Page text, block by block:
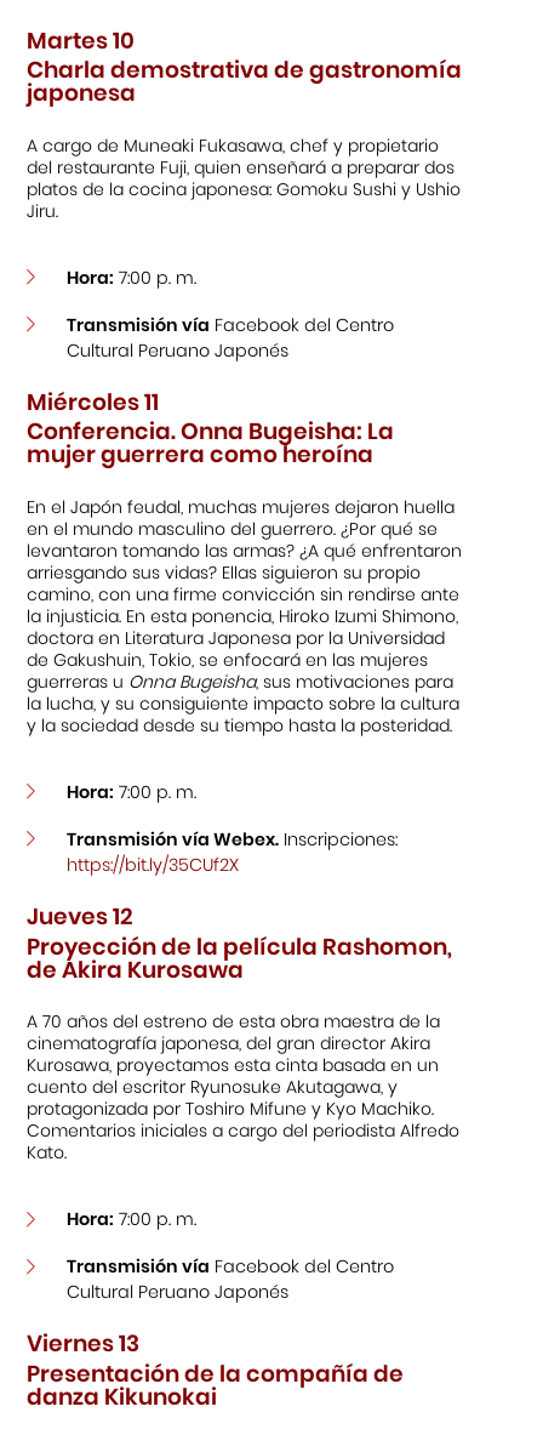
Martes 10
Charla demostrativa de gastronomía
japonesa
A cargo de Muneaki Fukasawa, chef y propietario
del restaurante Fuji, quien enseñará a preparar dos
platos de la cocina japonesa: Gomoku Sushi y Ushio
Jiru.
Hora: 7:00 p. m.
Transmisión vía Facebook del Centro
Cultural Peruano Japonés
Miércoles 11
Conferencia. Onna Bugeisha: La
mujer guerrera como heroína
En el Japón feudal, muchas mujeres dejaron huella
en el mundo masculino del guerrero. ¿Por qué se
levantaron tomando las armas? ¿A qué enfrentaron
arriesgando sus vidas? Ellas siguieron su propio
camino, con una firme convicción sin rendirse ante
la injusticia. En esta ponencia, Hiroko Izumi Shimono,
doctora en Literatura Japonesa por la Universidad
de Gakushuin, Tokio, se enfocará en las mujeres
guerreras u Onna Bugeisha, sus motivaciones para
la lucha, y su consiguiente impacto sobre la cultura
y la sociedad desde su tiempo hasta la posteridad.
Hora: 7:00 p. m.
Transmisión vía Webex.Inscripciones:
https://bit.ly/35CUf2X
Jueves 12
Proyección de la película Rashomon,
de Akira Kurosawa
A 70 años del estreno de esta obra maestra de la
cinematografía japonesa, del gran director Akira
Kurosawa, proyectamos esta cinta basada en un
cuento del escritor Ryunosuke Akutagawa, y
protagonizada por Toshiro Mifune y Kyo Machiko.
Comentarios iniciales a cargo del periodista Alfredo
Kato.
Hora: 7:00 p. m.
Transmisión vía Facebook del Centro
Cultural Peruano Japonés
Viernes 13
Presentación de la compañía de
danza Kikunokai